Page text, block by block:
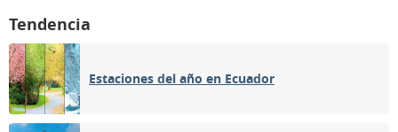
Tendencia
Estaciones del año en Ecuador